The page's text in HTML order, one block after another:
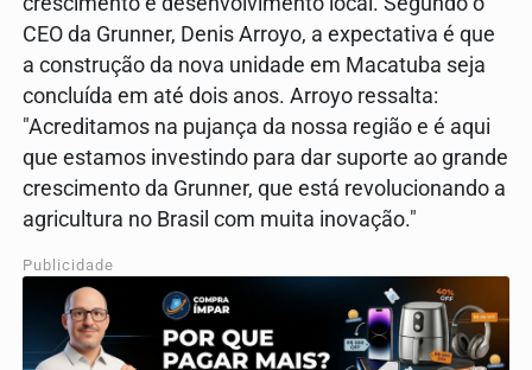
CEO da Grunner, Denis Arroyo, a expectativa é que
a construção da nova unidade em Macatuba seja
concluída em até dois anos. Arroyo ressalta:
"Acreditamos na pujança da nossa região e é aqui
que estamos investindo para dar suporte ao grande
crescimento da Grunner, que está revolucionando a
agricultura no Brasil com muita inovação."
Publicidade